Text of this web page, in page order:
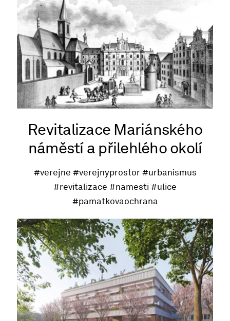
Revitalizace Mariánského
náměstí a přilehlého okolí
#verejne #verejnyprostor #urbanismus
#revitalizace #namesti #ulice
#pamatkovaochrana